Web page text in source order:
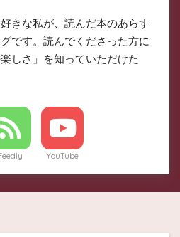
きな私が、読んだ本のあらす
です。読んでくださった方に
しさ」を知っていただけた
YouTube